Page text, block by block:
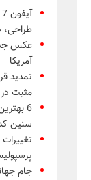
طراحی،
عکس
آمریکا
تمدید
مثبت
سنین